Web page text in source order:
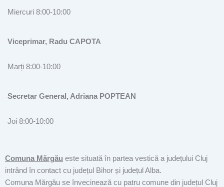
Miercuri 8:00-10:00
Viceprimar, Radu CAPOTA
Marți 8:00-10:00
Secretar General, Adriana POPTEAN
Joi 8:00-10:00
Comuna Mărgău este situată în partea vestică a județului Cluj
intrând în contact cu județul Bihor și județul Alba.
Comuna Mărgău se învecinează cu patru comune din județul Cluj